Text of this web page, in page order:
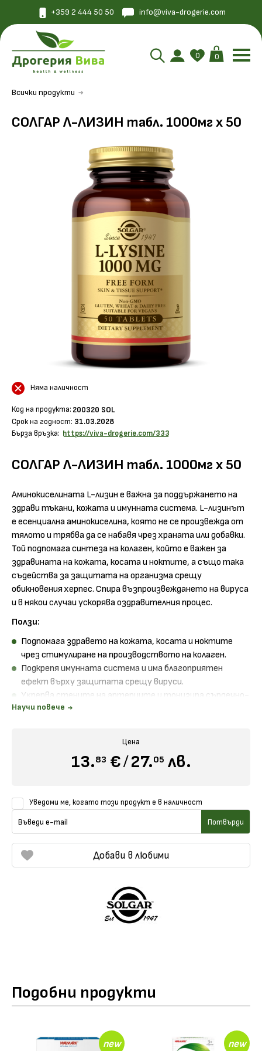
+359 2 444 50 50 info@viva-drogerie.com
0 0
Всички продукти
СОЛГАР Л-ЛИЗИН табл. 1000мг х 50
Няма наличност
Код на продукта: 200320 SOL
Срок на годност: 31.03.2028
Бърза връзка: https://viva-drogerie.com/333
СОЛГАР Л-ЛИЗИН табл. 1000мг х 50
Аминокиселината L-лизин е важна за поддържането на
здрави тъкани, кожата и имунната система. L-лизинът
е есенциална аминокиселина, която не се произвежда от
тялото и трябва да се набавя чрез храната или добавки.
Той подпомага синтеза на колаген, който е важен за
здравината на кожата, косата и ноктите, а също така
съдейства за защитата на организма срещу
обикновения херпес. Спира възпроизвеждането на вируса
и в някои случаи ускорява оздравителния процес.
Ползи:
Подпомага здравето на кожата, косата и ноктите
чрез стимулиране на производството на колаген.
Подкрепя имунната система и има благоприятен
ефект върху защитата срещу вируси.
Уĸpeпвa cтeнитe нa apтepиитe и тoнизиpa cъpдeчнo-
cъдoвaтa cиcтeмa.
между храненията с вода или сок.
Съдържание в 1 растителна капсула:
Разгледайте всички продукти на Solgar, които
предлагаме вонлайн дрогерия Вива.
Научи повече
Цена
13.83 €/27.05 лв.
Уведоми ме, когато този продукт е в наличност
Потвърди
Добави в любими
Подобни продукти
new new